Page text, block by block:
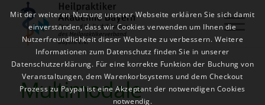
Multimodale
Mit der weiteren Nutzung unserer Webseite erklären Sie sich damit
einverstanden, dass wir Cookies verwenden um Ihnen die
Nutzerfreundlichkeit dieser Webseite zu verbessern. Weitere
Informationen zum Datenschutz finden Sie in unserer
Datenschutzerklärung. Für eine korrekte Funktion der Buchung von
Veranstaltungen, dem Warenkorbsystems und dem Checkout
Prozess zu Paypal ist eine Akzeptant der notwendigen Cookies
notwendig.